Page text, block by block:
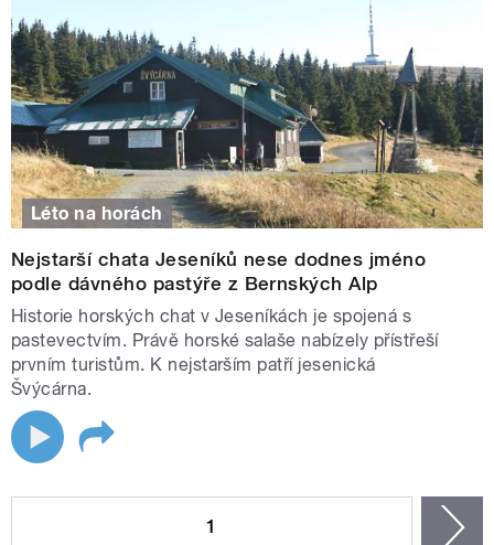
Léto na horách
Nejstarší chata Jeseníků nese dodnes jméno
podle dávného pastýře z Bernských Alp
Historie horských chat v Jeseníkách je spojená s
pastevectvím. Právě horské salaše nabízely přístřeší
prvním turistům. K nejstarším patří jesenická
Švýcárna.
1